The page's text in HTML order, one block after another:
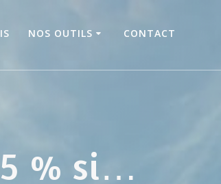
NOS OUTILS CONTACT
% si…